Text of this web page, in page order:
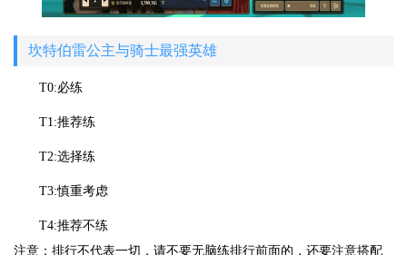
坎特伯雷公主与骑士最强英雄
T0:必练
T1:推荐练
T2:选择练
T3:慎重考虑
T4:推荐不练
注意：排行不代表一切，请不要无脑练排行前面的，还要注意搭配